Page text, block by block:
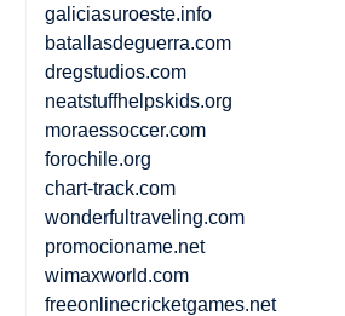
galiciasuroeste.info
batallasdeguerra.com
dregstudios.com
neatstuffhelpskids.org
moraessoccer.com
forochile.org
chart-track.com
wonderfultraveling.com
promocioname.net
wimaxworld.com
freeonlinecricketgames.net